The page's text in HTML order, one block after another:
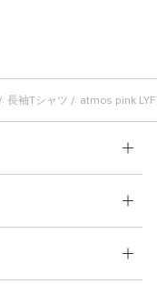
長袖Tシャツ atmos pink